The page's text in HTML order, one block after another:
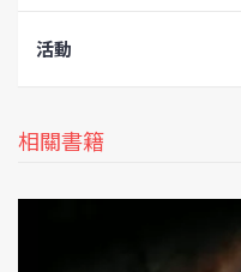
活動
相關書籍